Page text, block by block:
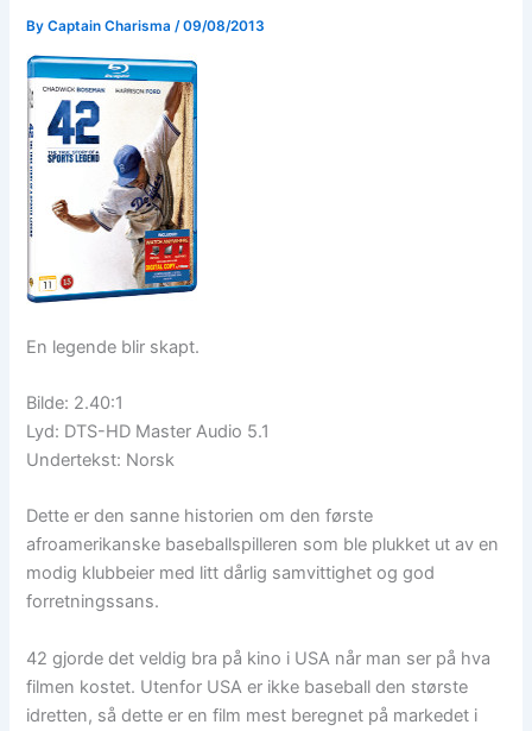
ByCaptain Charisma /09/08/2013
En legende blir skapt.
Bilde: 2.40:1
Lyd: DTS-HD Master Audio 5.1
Undertekst: Norsk
Dette er den sanne historien om den første
afroamerikanske baseballspilleren som ble plukket ut av en
modig klubbeier med litt dårlig samvittighet og god
forretningssans.
42 gjorde det veldig bra på kino i USA når man ser på hva
filmen kostet. Utenfor USA er ikke baseball den største
idretten, så dette er en film mest beregnet på markedet i